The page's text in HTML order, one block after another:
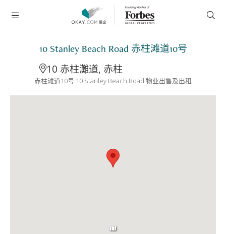
10 Stanley Beach Road 赤柱滩道10号
10 赤柱灘道, 赤柱
赤柱滩道10号 10 Stanley Beach Road 物业出售及出租